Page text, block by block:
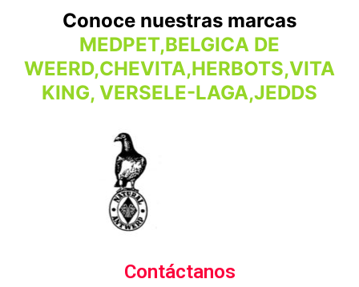
Conoce nuestras marcas
MEDPET,BELGICA DE
WEERD,CHEVITA,HERBOTS,VITA
KING, VERSELE-LAGA,JEDDS
Contáctanos